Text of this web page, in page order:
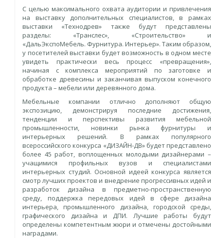
С целью максимального охвата аудитории и привлечения
на выставку дополнительных специалистов, в рамках
выставки «Технодрев» также будут представлены
разделы: «Транслес», «Строительство» и
«ДальЭкспоМебель. Фурнитура. Интерьер». Таким образом,
у посетителей выставки будет возможность в одном месте
увидеть практически весь процесс «превращения»,
начиная с комплекса мероприятий по заготовке и
обработке древесины и заканчивая выпуском конечного
продукта – мебели или деревянного дома.
Мебельные компании отлично дополняют общую
экспозицию, демонстрируя последние достижения,
тенденции и перспективы развития мебельной
промышленности, новинки рынка фурнитуры и
интерьерных решений. В рамках популярного
всероссийского конкурса «ДИЗАЙН-ДВ» будет представлено
более 45 работ, воплощенных молодыми дизайнерами –
учащимися профильных вузов и специалистами
интерьерных студий. Основной идеей конкурса является
смотр лучших проектов и внедрение прогрессивных идей и
разработок дизайна в предметно-пространственную
среду, поддержка передовых идей в сфере дизайна
интерьера, промышленного дизайна, городской среды,
графического дизайна и ДПИ. Лучшие работы будут
определены компетентным жюри и отмечены достойными
наградами.